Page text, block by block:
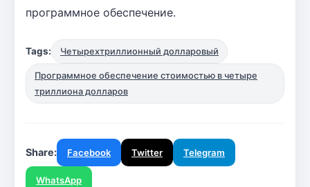
программное обеспечение.
Tags: Четырехтриллионный долларовый
Программное обеспечение стоимостью в четыре
триллиона долларов
Share: Facebook Twitter Telegram
WhatsApp